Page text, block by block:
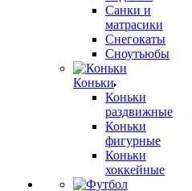
Санки и
матрасики
Снегокаты
Сноутьюбы
Коньки
Коньки
раздвижные
Коньки
фигурные
Коньки
хоккейные